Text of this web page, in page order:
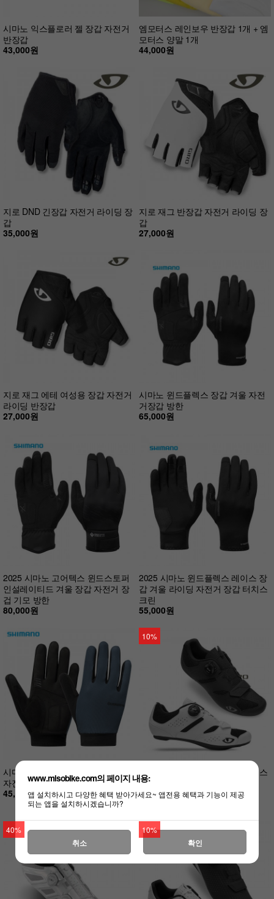
시마노 익스플로러 젤 장갑 자전거
반장갑
43,000원
엠모터스 레인보우 반장갑 1개 + 엠
모터스 양말 1개
44,000원
지로 DND 긴장갑 자전거 라이딩 장
갑
35,000원
지로 재그 반장갑 자전거 라이딩 장
갑
27,000원
지로 재그 에테 여성용 장갑 자전거
라이딩 반장갑
27,000원
시마노 윈드플렉스 장갑 겨울 자전
거장갑 방한
65,000원
2025 시마노 고어텍스 윈드스토퍼
인설레이티드 겨울 장갑 자전거 장
겁 기모 방한
80,000원
2025 시마노 윈드플렉스 레이스 장
갑 겨울 라이딩 자전거 장갑 터치스
크린
55,000원
시마노 익스플로러 긴 장갑 봄가을
자전거장갑
45,000원
10%
지로 로드 자전거 클릿 슈즈 사빅스
2 신발
139,000원
40% 10%
www.misobike.com의 페이지 내용:
앱 설치하시고 다양한 혜택 받아가세요~ 앱전용 혜택과 기능이 제공
되는 앱을 설치하시겠습니까?
취소 확인